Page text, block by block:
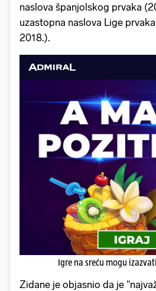
naslova španjolskog prvaka
uzastopna naslova Lige
2018.).
Igre na sreću mogu
Zidane je objasnio da je